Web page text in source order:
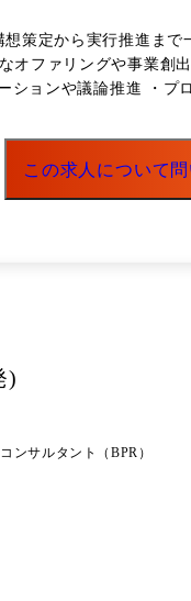
策定から実行推進ま
創出につなげていくことも可
ションや議論推進
モーション施策の見
。 また、ブラック
開した
ど、事業開発領域へ
きます。 ③社長交流会 入社1ヶ月
に案件を推進します。
この求人について
)
ンサルタント（BPR）